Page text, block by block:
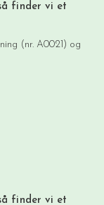
finder vi et
(nr. A0021) og
finder vi et